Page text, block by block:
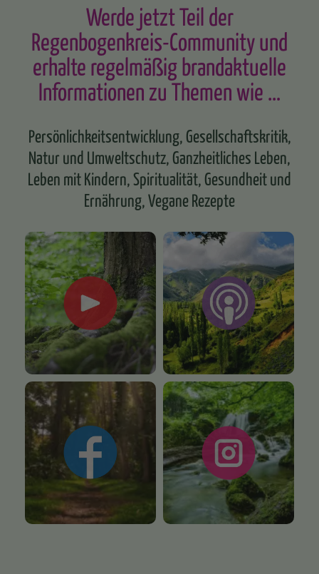
Werde jetzt Teil der
Regenbogenkreis-Community und
erhalte regelmäßig brandaktuelle
Informationen zu Themen wie …
Persönlichkeitsentwicklung, Gesellschaftskritik,
Natur und Umweltschutz, Ganzheitliches Leben,
Leben mit Kindern, Spiritualität, Gesundheit und
Ernährung, Vegane Rezepte